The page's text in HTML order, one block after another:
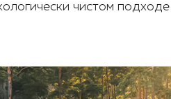
чистом